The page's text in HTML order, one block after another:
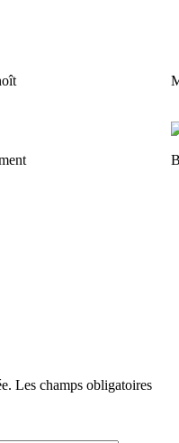
Les champs obligatoires